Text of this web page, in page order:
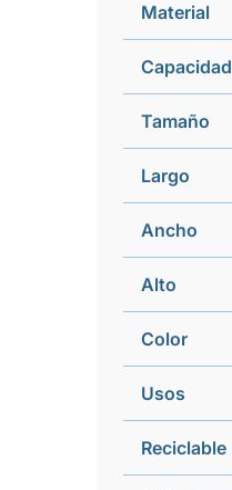
Material
Capacidad
Tamaño
Largo
Ancho
Alto
Color
Usos
Reciclable